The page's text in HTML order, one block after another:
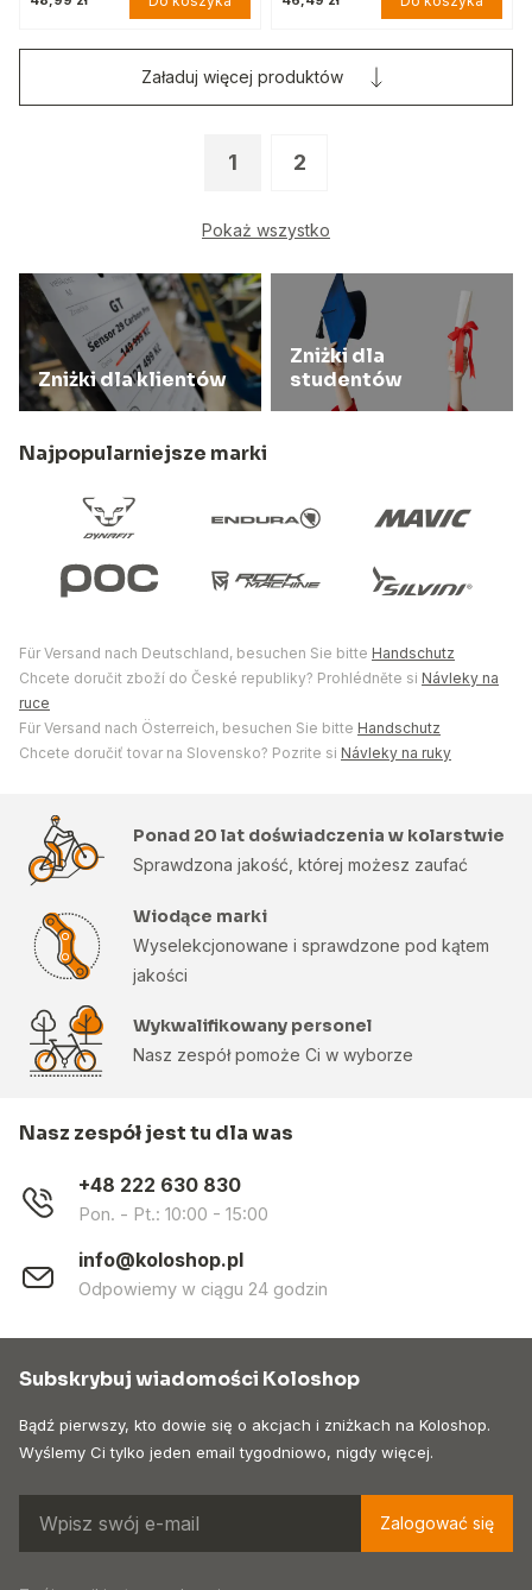
1 2
Pokaż wszystko
Załaduj więcej produktów
Zniżki dla klientów
Zniżki dla
studentów
Najpopularniejsze marki
Für Versand nach Deutschland, besuchen Sie bitte Handschutz
Chcete doručit zboží do České republiky? Prohlédněte si Návleky na
ruce
Für Versand nach Österreich, besuchen Sie bitte Handschutz
Chcete doručiť tovar na Slovensko? Pozrite si Návleky na ruky
Ponad 20 lat doświadczenia w kolarstwie
Sprawdzona jakość, której możesz zaufać
Wiodące marki
Wyselekcjonowane i sprawdzone pod kątem
jakości
Wykwalifikowany personel
Nasz zespół pomoże Ci w wyborze
Nasz zespół jest tu dla was
+48 222 630 830
Pon. - Pt.: 10:00 - 15:00
info@koloshop.pl
Odpowiemy w ciągu 24 godzin
Subskrybuj wiadomości Koloshop
Bądź pierwszy, kto dowie się o akcjach i zniżkach na Koloshop.
Wyślemy Ci tylko jeden email tygodniowo, nigdy więcej.
Zalogować się